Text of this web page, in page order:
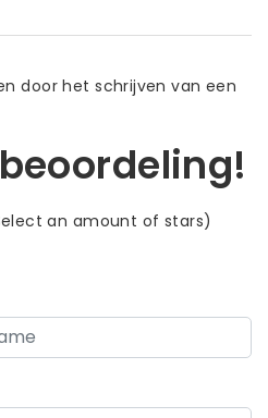
door het schrijven van een
an amount of stars)